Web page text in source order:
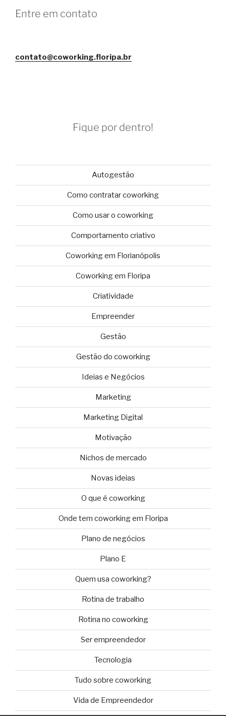
Entre em contato
contato@coworking.floripa.br
Fique por dentro!
Autogestão
Como contratar coworking
Como usar o coworking
Comportamento criativo
Coworking em Florianópolis
Coworking em Floripa
Criatividade
Empreender
Gestão
Gestão do coworking
Ideias e Negócios
Marketing
Marketing Digital
Motivação
Nichos de mercado
Novas ideias
O que é coworking
Onde tem coworking em Floripa
Plano de negócios
Plano E
Quem usa coworking?
Rotina de trabalho
Rotina no coworking
Ser empreendedor
Tecnologia
Tudo sobre coworking
Vida de Empreendedor